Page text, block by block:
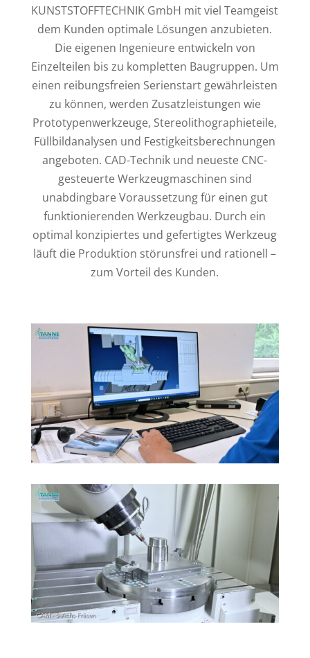
KUNSTSTOFFTECHNIK GmbH mit viel Teamgeist
dem Kunden optimale Lösungen anzubieten.
Die eigenen Ingenieure entwickeln von
Einzelteilen bis zu kompletten Baugruppen. Um
einen reibungsfreien Serienstart gewährleisten
zu können, werden Zusatzleistungen wie
Prototypenwerkzeuge, Stereolithographieteile,
Füllbildanalysen und Festigkeitsberechnungen
angeboten. CAD-Technik und neueste CNC-
gesteuerte Werkzeugmaschinen sind
unabdingbare Voraussetzung für einen gut
funktionierenden Werkzeugbau. Durch ein
optimal konzipiertes und gefertigtes Werkzeug
läuft die Produktion störunsfrei und rationell –
zum Vorteil des Kunden.